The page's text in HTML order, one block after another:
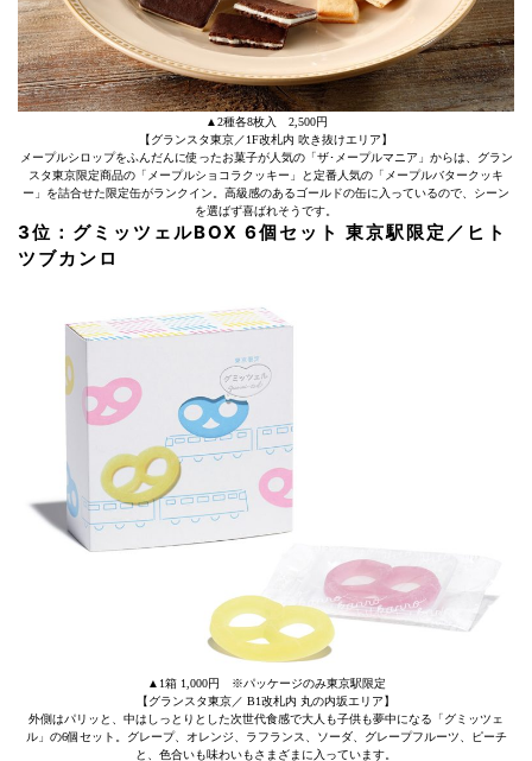
▲2種各8枚入 2,500円
【グランスタ東京／1F改札内 吹き抜けエリア】
メープルシロップをふんだんに使ったお菓子が人気の「ザ･メープルマニア」からは、グラン
スタ東京限定商品の「メープルショコラクッキー」と定番人気の「メープルバタークッキ
ー」を詰合せた限定缶がランクイン。高級感のあるゴールドの缶に入っているので、シーン
を選ばず喜ばれそうです。
3位：グミッツェルBOX 6個セット 東京駅限定／ヒト
ツブカンロ
▲1箱 1,000円 ※パッケージのみ東京駅限定
【グランスタ東京／ B1改札内 丸の内坂エリア】
外側はパリッと、中はしっとりとした次世代食感で大人も子供も夢中になる「グミッツェ
ル」の6個セット。グレープ、オレンジ、ラフランス、ソーダ、グレープフルーツ、ピーチ
と、色合いも味わいもさまざまに入っています。